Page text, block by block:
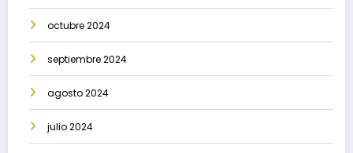
octubre 2024
septiembre 2024
agosto 2024
julio 2024